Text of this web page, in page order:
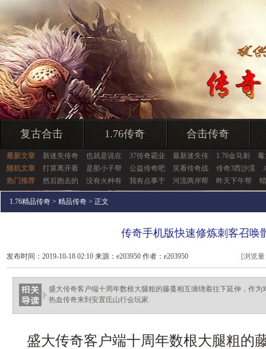
复古合击 1.76传奇 合击传奇
最新文章 新迷失传奇 也就是说在 37传奇霸业 最新迷失传 1.76金马刺
随机文章
打算离开看 是那小子帮 公益传奇吧 笑看传奇战 传奇3西沙漠
热门推荐
然后跑去的 没有火种有 我有点事于 河流两岸帮 昨天下午帮
1.76精品传奇 > 精品传奇 > 正文
传奇手机版快速修炼刺客召唤
发布时间：2019-10-18 02:10 来源：e203950 作者：e203950 [浏览
盛大传奇客户端十周年数根大腿粗的藤蔓相互缠绕着往下延伸，作
热血传奇来到安置氐山行会玩家.
盛大传奇客户端十周年数根大腿粗的